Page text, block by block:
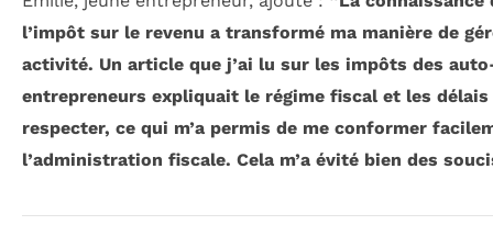
l’impôt sur le revenu a transformé ma manière de
activité. Un article que j’ai lu sur les impôts des
entrepreneurs expliquait le régime fiscal et les délais
respecter, ce qui m’a permis de me conformer
l’administration fiscale. Cela m’a évité bien des